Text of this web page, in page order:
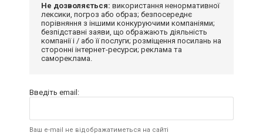
Не дозволяється: використання ненормативної
лексики, погроз або образ; безпосереднє
порівняння з іншими конкуруючими компаніями;
безпідставні заяви, що ображають діяльність
компанії і / або її послуги; розміщення посилань на
сторонні інтернет-ресурси; реклама та
самореклама.
Введіть email:
Ваш e-mail не відображатиметься на сайті